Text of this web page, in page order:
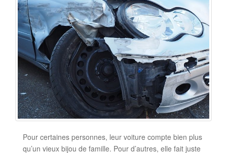
Pour certaines personnes, leur voiture compte bien plus
qu’un vieux bijou de famille. Pour d’autres, elle fait juste